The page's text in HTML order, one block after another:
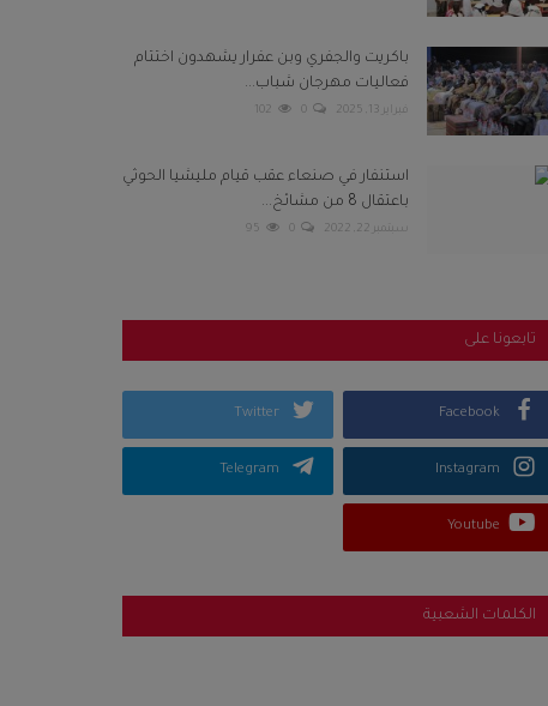
باكريت والجفري وبن عفرار يشهدون اختتام
فعاليات مهرجان شباب...
فبراير 13, 2025 0
102
استنفار في صنعاء عقب قيام مليشيا الحوثي
باعتقال 8 من مشائخ...
سبتمبر 22, 2022 0
95
تابعونا على
Facebook
Twitter
Instagram
Telegram
Youtube
الكلمات الشعبية